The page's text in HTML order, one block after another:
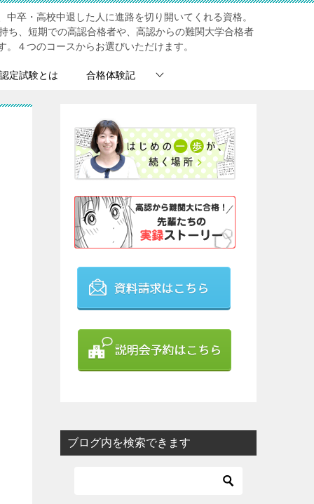
卒・高校中退した人に進路を切り開いてくれる資格。
ち、短期での高認合格者や、高認からの難関大学合格者
４つのコースからお選びいただけます。
定試験とは 合格体験記
ブログ内を検索できます